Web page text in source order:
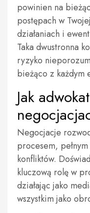
powinien na
postępach w
działaniach i
Taka dwustronna
ryzyko
bieżąco z każdym
Jak
Negocjacje
procesem,
konfliktów.
kluczową rolę w
działając jako
wszystkim jako